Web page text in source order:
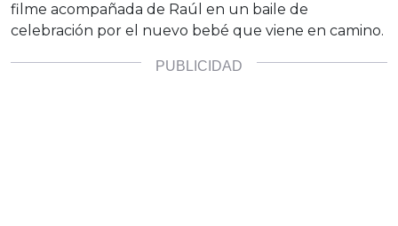
filme acompañada de Raúl en un baile de
celebración por el nuevo bebé que viene en camino.